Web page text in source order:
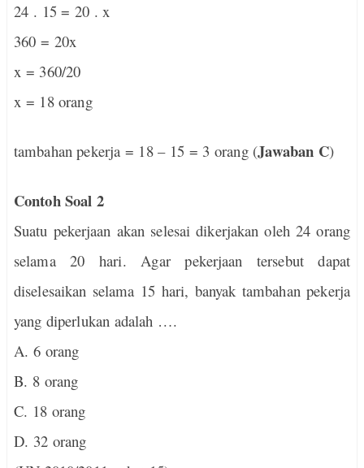
24 . 15 = 20 . x
360 = 20x
x = 360/20
x = 18 orang
tambahan pekerja = 18 – 15 = 3 orang (Jawaban C)
Contoh Soal 2
Suatu pekerjaan akan selesai dikerjakan oleh 24 orang
selama 20 hari. Agar pekerjaan tersebut dapat
diselesaikan selama 15 hari, banyak tambahan pekerja
yang diperlukan adalah ….
A. 6 orang
B. 8 orang
C. 18 orang
D. 32 orang